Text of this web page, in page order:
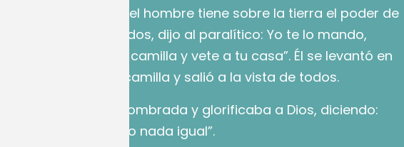
sepan que el Hijo del hombre tiene sobre la tierra el poder de
perdonar los pecados, dijo al paralítico: Yo te lo mando,
levántate, toma tu camilla y vete a tu casa”. Él se levantó en
seguida, tomó su camilla y salió a la vista de todos.
La gente quedó asombrada y glorificaba a Dios, diciendo:
“Nunca hemos visto nada igual”.